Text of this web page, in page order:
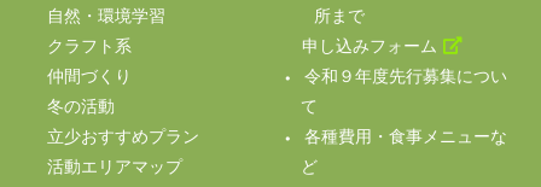
自然・環境学習
クラフト系
仲間づくり
冬の活動
立少おすすめプラン
活動エリアマップ
所まで
申し込みフォーム
令和９年度先行募集につい
て
各種費用・食事メニューな
ど